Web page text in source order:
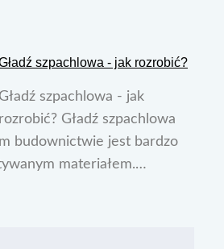
szpachlowa - jak rozrobić?
Gładź szpachlowa - jak
rozrobić? Gładź szpachlowa
budownictwie jest bardzo
materiałem.…